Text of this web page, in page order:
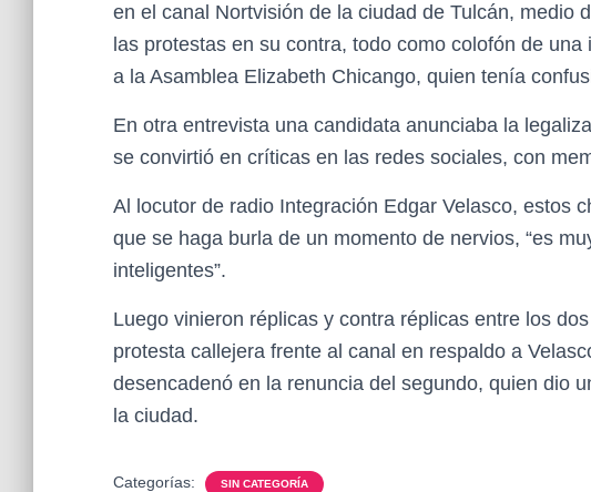
en el canal Nortvisión de la ciudad de Tulcán, medio
las protestas en su contra, todo como colofón de
a la Asamblea Elizabeth Chicango, quien tenía
En otra entrevista una candidata anunciaba la
se convirtió en críticas en las redes sociales, con
Al locutor de radio Integración Edgar Velasco, estos
que se haga burla de un momento de nervios, “es
inteligentes”.
Luego vinieron réplicas y contra réplicas entre los
protesta callejera frente al canal en respaldo a
desencadenó en la renuncia del segundo, quien dio
la ciudad.
Categorías: SIN CATEGORÍA